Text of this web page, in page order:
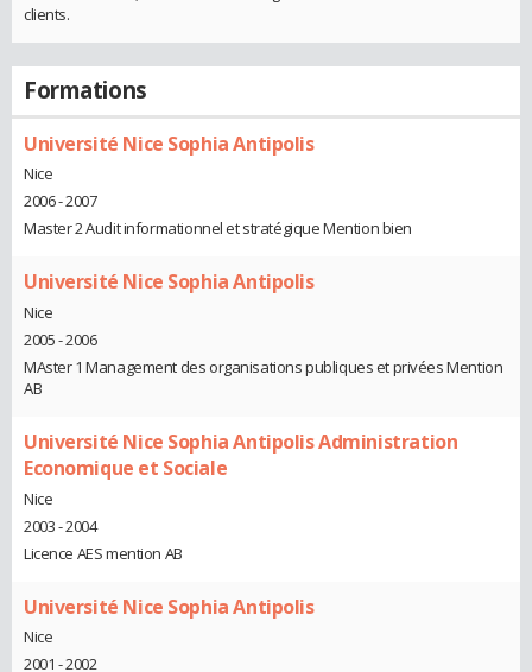
clients.
Formations
Université Nice Sophia Antipolis
Nice
2006 - 2007
Master 2 Audit informationnel et stratégique Mention bien
Université Nice Sophia Antipolis
Nice
2005 - 2006
MAster 1 Management des organisations publiques et privées Mention
AB
Université Nice Sophia Antipolis Administration
Economique et Sociale
Nice
2003 - 2004
Licence AES mention AB
Université Nice Sophia Antipolis
Nice
2001 - 2002